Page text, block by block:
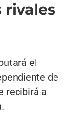
rivales
el
de
recibirá a